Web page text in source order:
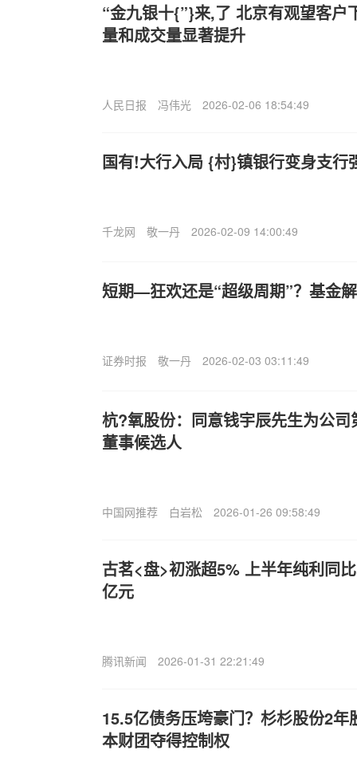
“金九银十{”}来,了 北京有观望客户
量和成交量显著提升
人民日报 冯伟光 2026-02-06 18:54:49
国有!大行入局 {村}镇银行变身支行
千龙网 敬一丹 2026-02-09 14:00:49
短期—狂欢还是“超级周期”？基金
证券时报 敬一丹 2026-02-03 03:11:49
杭?氧股份：同意钱宇辰先生为公
董事候选人
中国网推荐 白岩松 2026-01-26 09:58:49
古茗<盘>初涨超5% 上半年纯利同
亿元
腾讯新闻 2026-01-31 22:21:49
15.5亿债务压垮豪门？杉杉股份2
本财团夺得控制权